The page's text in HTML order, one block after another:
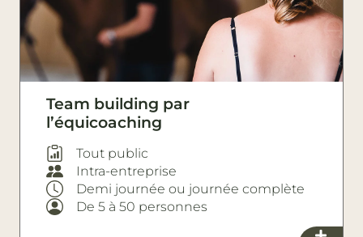
Team building par
l’équicoaching
Tout public
Intra-entreprise
Demi journée ou journée complète
De 5 à 50 personnes